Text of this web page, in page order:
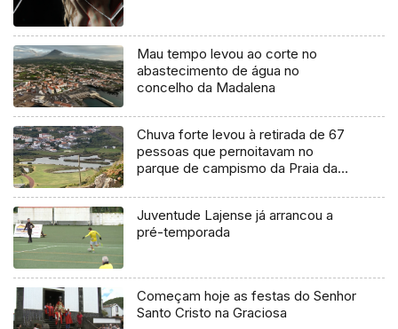
Mau tempo levou ao corte no
abastecimento de água no
concelho da Madalena
Chuva forte levou à retirada de 67
pessoas que pernoitavam no
parque de campismo da Praia da
Juventude Lajense já arrancou a
pré-temporada
Começam hoje as festas do Senhor
Santo Cristo na Graciosa